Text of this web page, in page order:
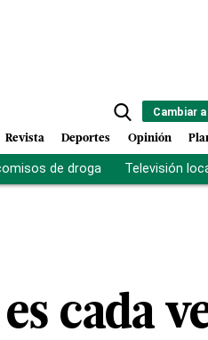
Cambiar
Revista Deportes Opinión
de droga Televisión
cada